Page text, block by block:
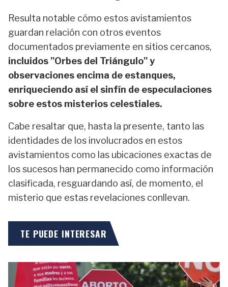
Resulta notable cómo estos avistamientos
guardan relación con otros eventos
documentados previamente en sitios cercanos,
incluidos "Orbes del Triángulo" y
observaciones encima de estanques,
enriqueciendo así el sinfín de especulaciones
sobre estos misterios celestiales.
Cabe resaltar que, hasta la presente, tanto las
identidades de los involucrados en estos
avistamientos como las ubicaciones exactas de
los sucesos han permanecido como información
clasificada, resguardando así, de momento, el
misterio que estas revelaciones conllevan.
TE PUEDE INTERESAR